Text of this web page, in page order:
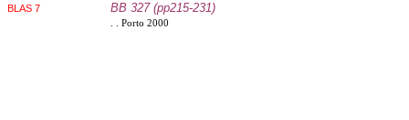
BLAS 7 BB 327 (pp215-231)
. . Porto 2000